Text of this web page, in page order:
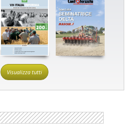
Visualizza tutti